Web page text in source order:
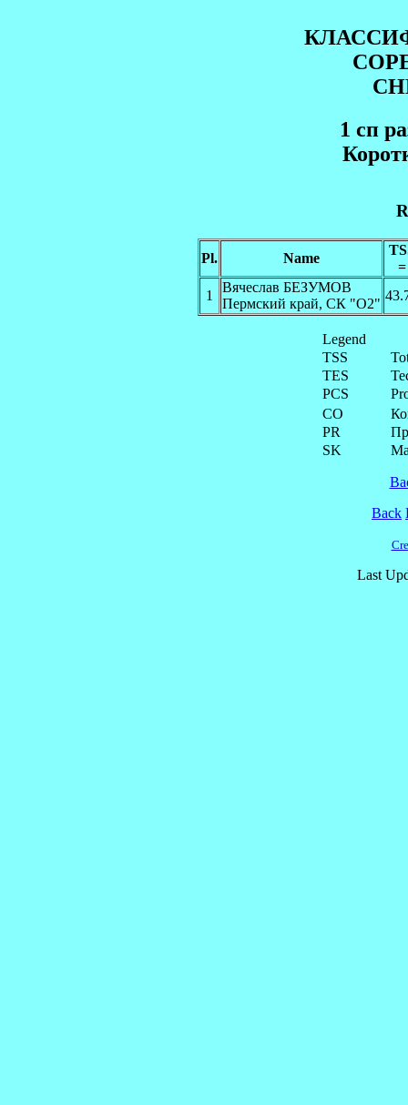
1 cп
Pl. Name
=
1
Вячеслав БЕЗУМОВ
Пермский край, СК "О2"
Legend
TSS
TES
PCS
CO
PR
SK
Back
Last